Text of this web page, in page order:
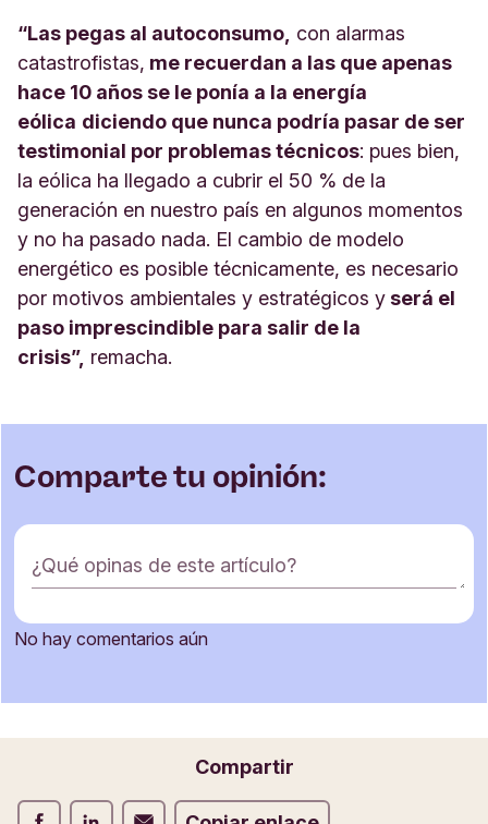
“Las pegas al autoconsumo, con alarmas
catastrofistas, me recuerdan a las que apenas
hace 10 años se le ponía a la energía
eólica diciendo que nunca podría pasar de ser
testimonial por problemas técnicos: pues bien,
la eólica ha llegado a cubrir el 50 % de la
generación en nuestro país en algunos momentos
y no ha pasado nada. El cambio de modelo
energético es posible técnicamente, es necesario
por motivos ambientales y estratégicos y será el
paso imprescindible para salir de la
crisis”, remacha.
Comparte tu opinión:
F
o
m
a
d
¿Qué opinas de este artículo?
Correo electrónico
No hay comentarios aún
Compartir
Compartir Facebook
Compartir LinkedIn
Compartir Correo electrónico